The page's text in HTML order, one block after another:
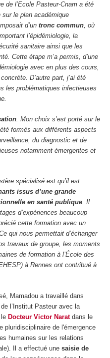
de l’Ecole Pasteur-Cnam a été
le plan académique
d’un tronc commun, où
l’épidémiologie, la
sanitaire ainsi que les
Cette étape m’a permis, d’une
avec en plus des cours,
D’autre part, j’ai été
les problématiques infectieuses
. Mon choix s’est porté sur le
formés aux différents aspects
du diagnostic et de
notamment émergentes et
spécialisé est qu’il est
issus d’une grande
en santé publique. Il
d’expériences beaucoup
cette formation avec un
qui nous permettait d’échanger
travaux de groupe, les moments
de formation à l’École des
à Rennes ont contribué à
Mamadou a travaillé dans
de l’Institut Pasteur avec la
Docteur Victor Naratdans le
pluridisciplinaire de l'émergence
humaines sur les relations
Il a effectué une saisie de